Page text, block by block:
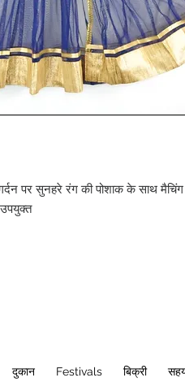
पर सुनहरे रंग की पोशाक के साथ
दुकान Festivals बिक्री